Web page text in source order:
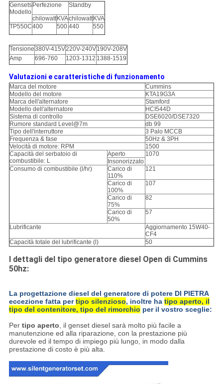
Gensets
Modello
Perfezione
Standby
chilowatt KVAchilowatt KVA
TP550C400 500 440 550
Tensione380V-415V220V-240V190V-208V
Amp
696-760 1203-1312 1388-1519
Valutazioni e caratteristiche di funzionamento
Marca del motore
Cummins
Modello del motore
KTA19G3A
Marca dell'alternatore
Stamford
Modello dell'alternatore
HCI544D
Sistema di controllo
DSE6020/DSE7320
Rumore standard Level@7m
db 99
Tipo dell'interruttore
3 Palo MCCB
Frequenza & fase
50Hz & 3PH
Velocità di motore: RPM
1500
Capacità del serbatoio di
combustibile: L
Aperto
1070
Insonorizzato
Consumo di combustibile (l/hr)
Carico di
110%
121
Carico di
100%
107
Carico di
75%
82
Carico di
50%
57
Lubrificante
Aggiornamento 15W40-
CF4
Capacità totale del lubrificante (l)
50
I dettagli del tipo generatore diesel Open di Cummins
50hz:
La progettazione diesel del generatore di potere DI PIETRA
eccezione fatta pertipo silenzioso, inoltre ha tipo aperto, il
tipo del contenitore, tipo del rimorchio per il vostro sceglie:
Per tipo aperto, il genset diesel sarà molto più facile a
manutenzione ed alla riparazione, con la prestazione più
durevole ed il tempo di impiego più lungo, in modo dalla
prestazione di costo è più alta.